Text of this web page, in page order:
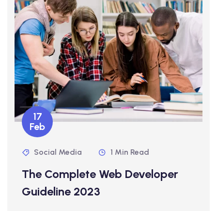
17
Feb
Social Media 1 Min Read
The Complete Web Developer
Guideline 2023